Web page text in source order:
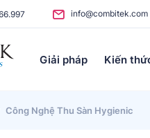
info@combitek.com
Giải pháp Kiến
Công Nghệ Thu Sàn Hygienic